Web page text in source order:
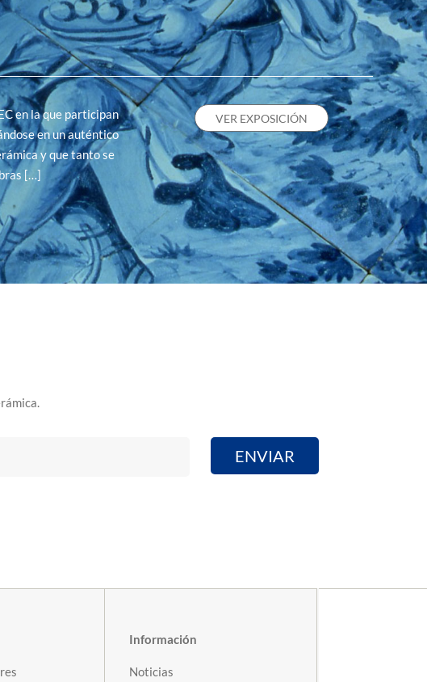
en la que participan
en un auténtico
y que tanto se
[…]
VER EXPOSICIÓN
Información
Noticias